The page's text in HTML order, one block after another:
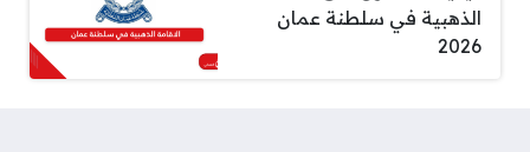
الذهبية في سلطنة عمان
2026